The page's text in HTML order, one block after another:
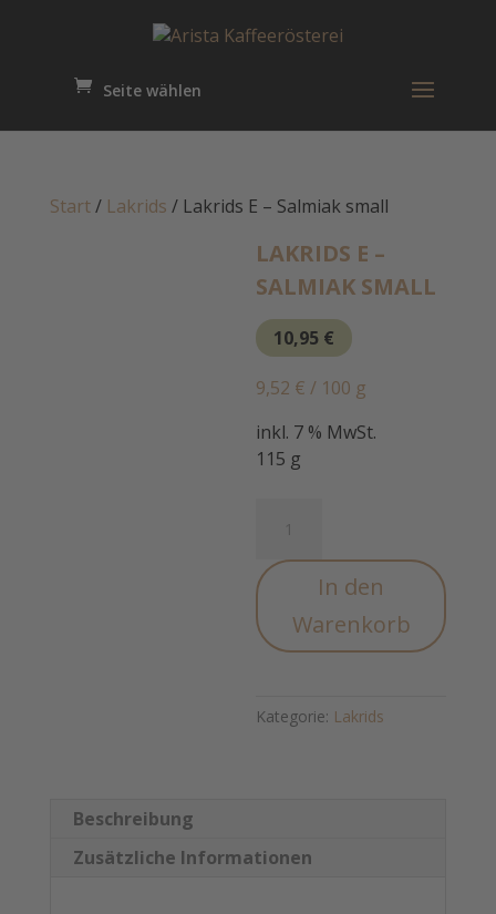
Seite wählen
Start/ Lakrids / Lakrids E – Salmiak small
LAKRIDS E –
SALMIAK SMALL
10,95 €
9,52 € / 100 g
inkl. 7 % MwSt.
115 g
Salmiak
small
Menge
In den
Warenkorb
Kategorie: Lakrids
Beschreibung
Zusätzliche Informationen